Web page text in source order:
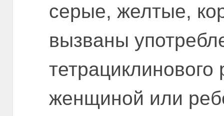
серые, желтые,
вызваны
женщиной или